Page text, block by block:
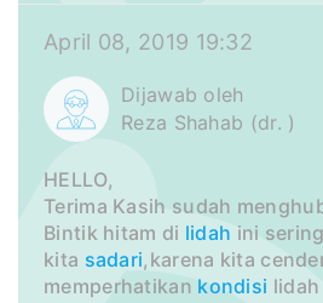
April 08, 2019 19:32
Dijawab oleh
Reza Shahab (dr. )
HELLO,
Terima Kasih sudah
Bintik hitam di lidah ini
kita sadari,karena kita
memperhatikan kondisi